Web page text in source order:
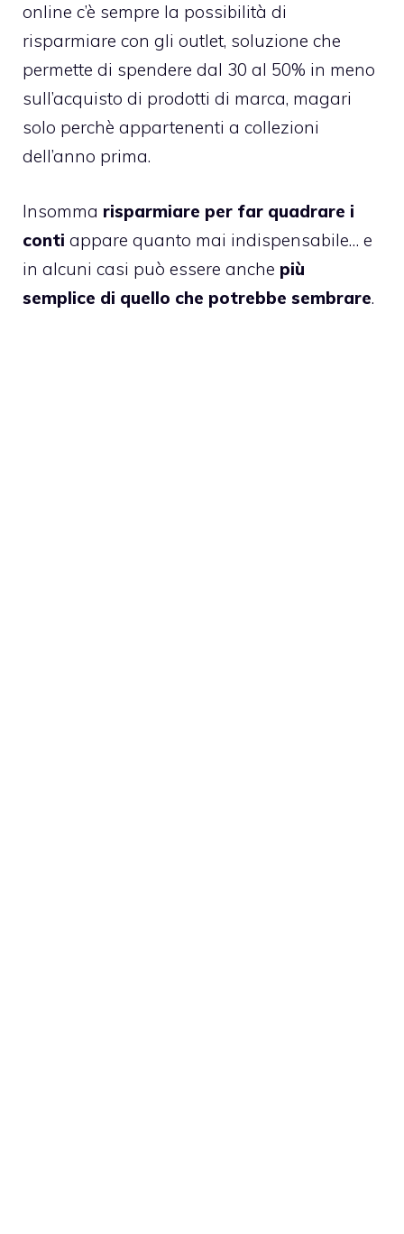
online c’è sempre la possibilità di
risparmiare con gli outlet, soluzione che
permette di spendere dal 30 al 50% in meno
sull’acquisto di prodotti di marca, magari
solo perchè appartenenti a collezioni
dell’anno prima.
Insomma risparmiare per far quadrare i
conti appare quanto mai indispensabile… e
in alcuni casi può essere anche più
semplice di quello che potrebbe sembrare.